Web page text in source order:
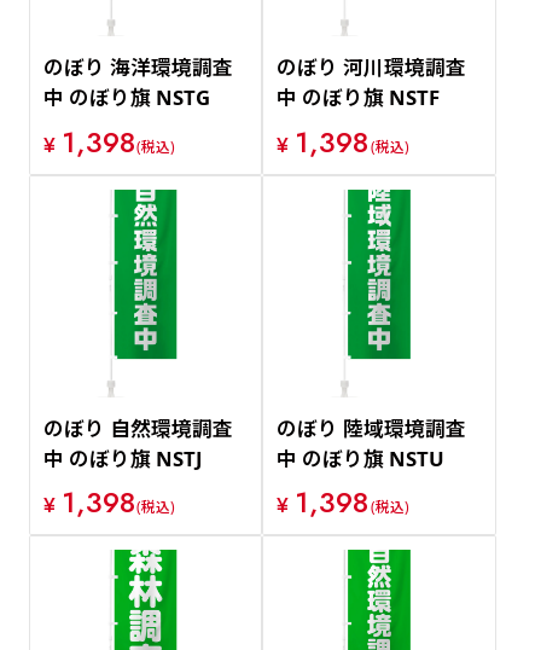
のぼり 海洋環境調査
中 のぼり旗 NSTG
¥ 1,398(税込)
のぼり 河川環境調査
中 のぼり旗 NSTF
¥ 1,398(税込)
のぼり 自然環境調査
中 のぼり旗 NSTJ
¥ 1,398(税込)
のぼり 陸域環境調査
中 のぼり旗 NSTU
¥ 1,398(税込)